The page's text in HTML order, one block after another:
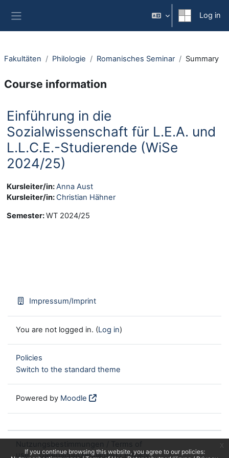
If you continue browsing this website, you agree to our policies:
Log in
Fakultäten Philologie Romanisches Seminar Summary
Course information
Einführung in die
Sozialwissenschaft für L.E.A. und
L.L.C.E.-Studierende (WiSe
2024/25)
Kursleiter/in:Anna Aust
Kursleiter/in: Christian Hähner
Semester:WT 2024/25
Impressum/Imprint
You are not logged in. (Log in)
Policies
Switch to the standard theme
Powered by Moodle
use
Datenschutzerklärung / Privacy